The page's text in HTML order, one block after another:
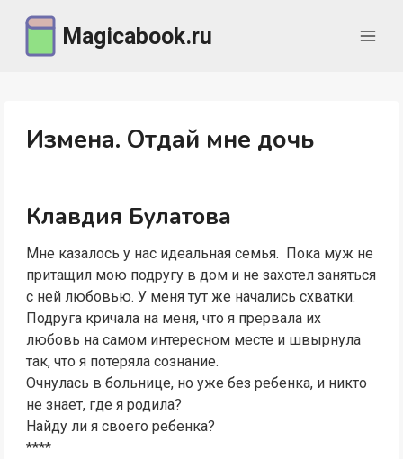
содержимому
Magicabook.ru
Измена. Отдай мне дочь
Клавдия Булатова
Мне казалось у нас идеальная семья. Пока муж не
притащил мою подругу в дом и не захотел заняться
с ней любовью. У меня тут же начались схватки.
Подруга кричала на меня, что я прервала их
любовь на самом интересном месте и швырнула
так, что я потеряла сознание.
Очнулась в больнице, но уже без ребенка, и никто
не знает, где я родила?
Найду ли я своего ребенка?
****